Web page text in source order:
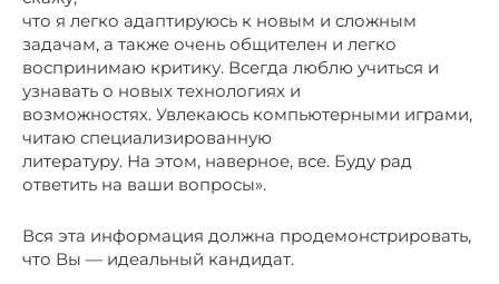
что я легко адаптируюсь к новым и сложным
задачам, а также очень общителен и легко
воспринимаю критику. Всегда люблю учиться и
узнавать о новых технологиях и
возможностях. Увлекаюсь компьютерными играми,
читаю специализированную
литературу. На этом, наверное, все. Буду рад
ответить на ваши вопросы».
Вся эта информация должна продемонстрировать,
что Вы — идеальный кандидат.